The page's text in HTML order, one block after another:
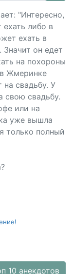
"Интересно,
либо в
ехать в
он едет
на похороны
Жмеринке
на свадьбу. У
свою свадьбу.
или на
уже вышла
только полный
10 анекдотов